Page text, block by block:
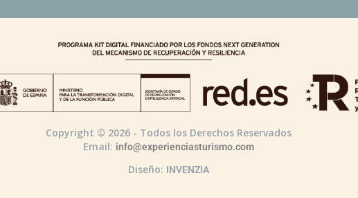
Copyright © 2026 - Todos los Derechos Reservados
Email: info@experienciasturismo.com
Diseño: INVENZIA